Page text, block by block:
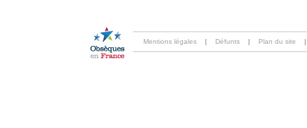
Mentions légales | Défunts | Plan du site |